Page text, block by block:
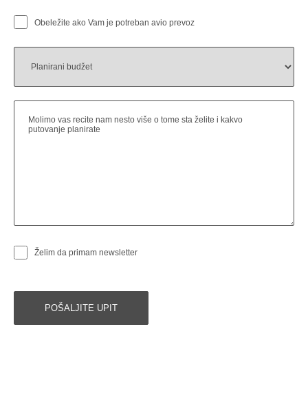
Obeležite ako Vam je potreban avio prevoz
Želim da primam newsletter